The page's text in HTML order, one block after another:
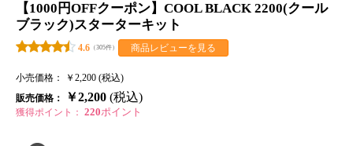
【1000円OFFクーポン】COOL BLACK 2200(クール
ブラック)スターターキット
4.6 （305件） 商品レビューを見る
小売価格：
￥2,200 (税込)
販売価格：
￥2,200 (税込)
獲得ポイント： 220ポイント